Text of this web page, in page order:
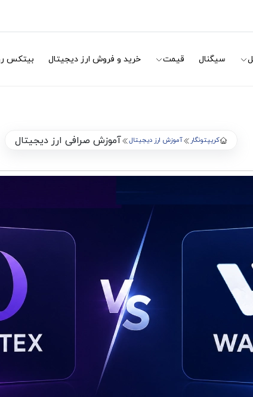
سیگنال قیمت خرید و فروش ارز دیجیتال بیتکس
کریپتونگار آموزش ارز دیجیتال آموزش صرافی ارز دیجیتال